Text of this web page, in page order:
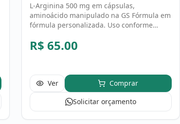
L-Arginina 500 mg em cápsulas,
aminoácido manipulado na GS Fórmula em
fórmula personalizada. Uso conforme
R$65.00
Ver
Comprar
Solicitar orçamento